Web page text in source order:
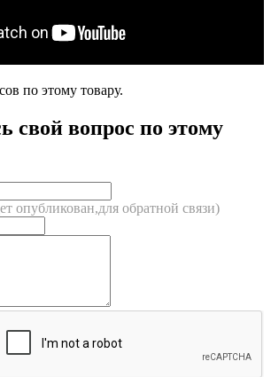
по этому товару.
свой вопрос по этому
опубликован,для обратной связи)